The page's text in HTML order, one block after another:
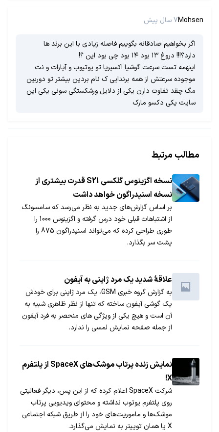
Mohsen7 سال پیش
اگر بخواهیم صادقانه بگوییم فاصله زیادی با این برند ها
دارد؟!!! دروغ ۱۳ بود ۱۴ بود چی بود این ؟!
اینهمه تست سرعت گوشیا اکسپریا تو یوتیوب و آپارات و نت
موجوده سرعتش از همه برندایی ک نام بردین بیشتر تو دوربین
مگ چقد تفاوت دارن یکی از دلایل ورشکستگی سونی یکی این
سایت یکی دکسو مارک
مطالب مرتبط
نسخه اگزینوس گلکسی S21 قدرت بیشتری از
نسخه اسنپدراگون خواهد داشت
بر اساس گزارش‌های جدید به نظر می‌رسد که سامسونگ
از اشتباهات قبلی خود درس گرفته و اگزینوس 1000 را
طوری طراحی کرده که می‌تواند اسنپدراگون 875 را
پشت سر بگذارد.
علاقۀ شدید یک مرد ژاپنی به آیفون
به گزارش گروه خبری GSM، یک مرد ژاپنی برای خودش
یک گوشی آیفون ساخته که تنها از نظر ظاهری شبیه به
آن است و هیچ یکی از ویژگی های منحصر به فرد آیفون
از جمله صفحه نمایش لمسی را ندارد.
نمایش زنده پرتاب موشک‌های SpaceX از پلتفرم
X!
شرکت SpaceX اعلام کرده که از این پس، دیگر فعالیتی
روی پلتفرم یوتوب نداشته و محتوای ویدیویی پرتاب
موشک‌ها و ماموریت‌های خود را از طریق شبکه اجتماعی
X یا همان توییتر به نمایش می‌گذارد.